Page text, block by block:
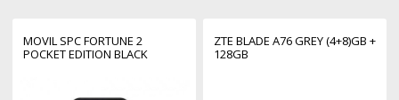
MOVIL SPC FORTUNE 2
POCKET EDITION BLACK
ZTE BLADE A76 GREY (4+8)GB +
128GB